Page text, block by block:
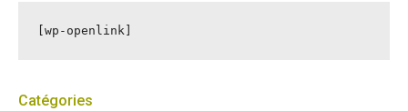
[wp-openlink]
Catégories